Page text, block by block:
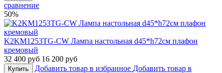
сравнение
50%
K2KM1253TG-CW Лампа настольная d45*h72см плафон
кремовый
32 400 руб 16 200 руб
Купить Добавить товар в избранное Добавить товар в